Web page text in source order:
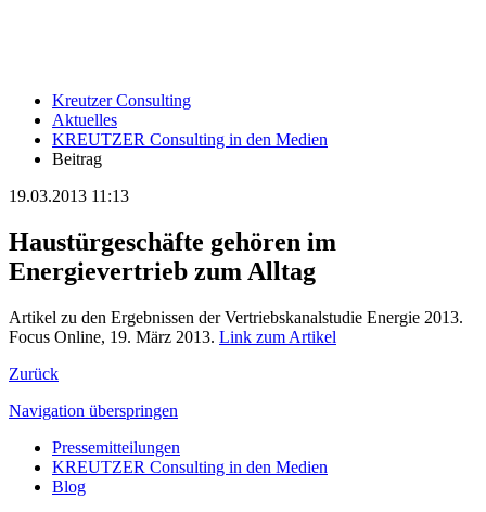
Kreutzer Consulting
Aktuelles
KREUTZER Consulting in den Medien
Beitrag
19.03.2013 11:13
Haustürgeschäfte gehören im
Energievertrieb zum Alltag
Artikel zu den Ergebnissen der Vertriebskanalstudie Energie 2013.
Focus Online, 19. März 2013. Link zum Artikel
Zurück
Navigation überspringen
Pressemitteilungen
KREUTZER Consulting in den Medien
Blog